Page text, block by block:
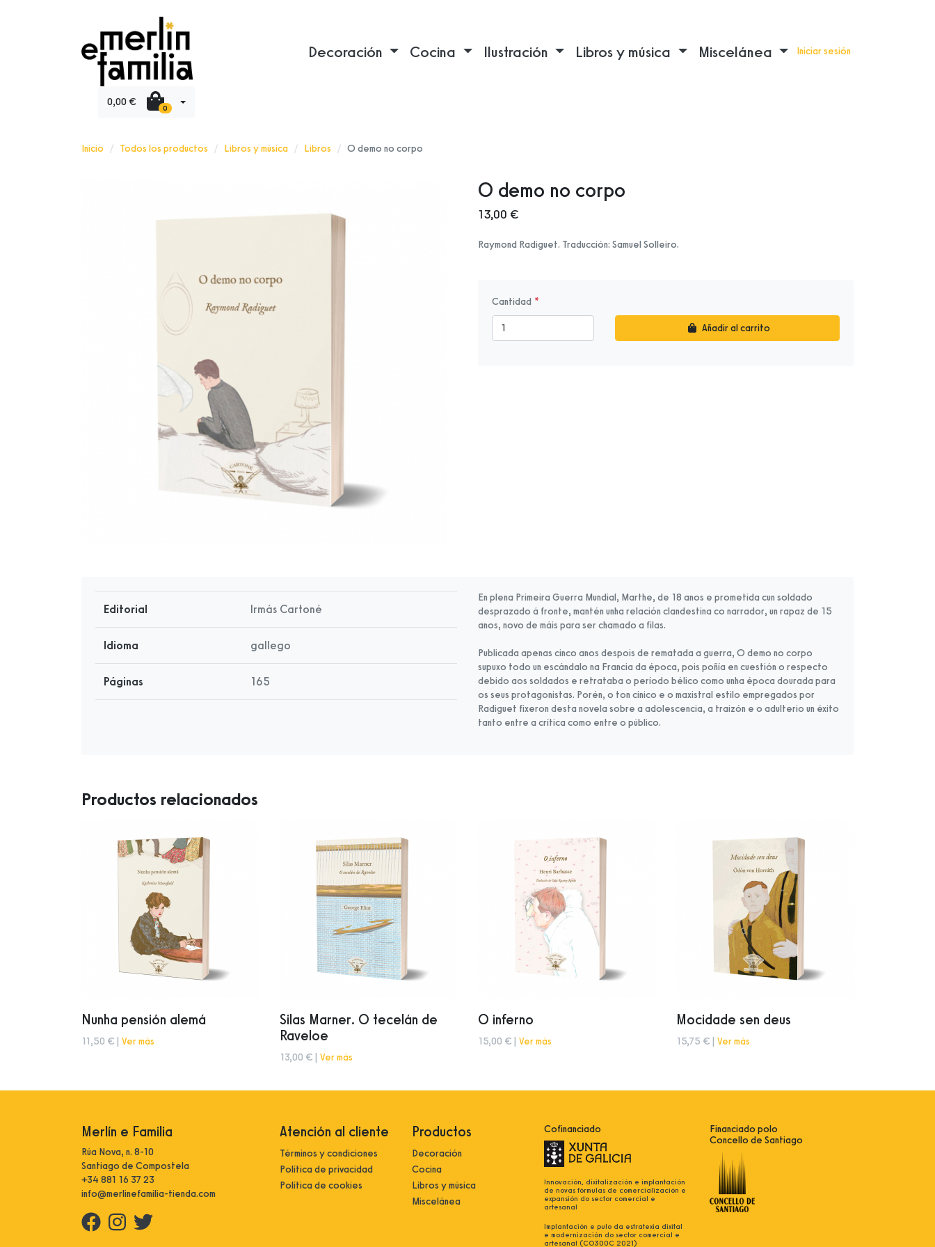
Decoración Cocina Ilustración Libros y música Miscelánea Iniciar sesión
0,00 € 0
Inicio Todos los productos Libros y música Libros O demo no corpo
O demo no corpo
13,00 €
Raymond Radiguet. Traducción: Samuel Solleiro.
Cantidad
Añadir al carrito
Editorial Irmás Cartoné
Idioma gallego
Páginas 165
En plena Primeira Guerra Mundial, Marthe, de 18 anos e prometida cun soldado
desprazado á fronte, mantén unha relación clandestina co narrador, un rapaz de 15
anos, novo de máis para ser chamado a filas.
Publicada apenas cinco anos despois de rematada a guerra, O demo no corpo
supuxo todo un escándalo na Francia da época, pois poñía en cuestión o respecto
debido aos soldados e retrataba o período bélico como unha época dourada para
os seus protagonistas. Porén, o ton cínico e o maxistral estilo empregados por
Radiguet fixeron desta novela sobre a adolescencia, a traizón e o adulterio un éxito
tanto entre a crítica como entre o público.
Productos relacionados
Nunha pensión alemá
11,50 € | Ver más
Silas Marner. O tecelán de
Raveloe
13,00 € | Ver más
O inferno
15,00 € | Ver más
Mocidade sen deus
15,75 € | Ver más
Merlín e Familia
Rúa Nova, n. 8-10
Santiago de Compostela
+34 881 16 37 23
info@merlinefamilia-tienda.com
Atención al cliente
Términos y condiciones
Política de privacidad
Política de cookies
Productos
Decoración
Cocina
Libros y música
Miscelánea
Cofinanciado
Innovación, dixitalización e implantación
de novas fórmulas de comercialización e
expansión do sector comercial e
artesanal
Implantación e pulo da estratexia dixital
e modernización do sector comercial e
artesanal (CO300C 2021)
Financiado polo
Concello de Santiago